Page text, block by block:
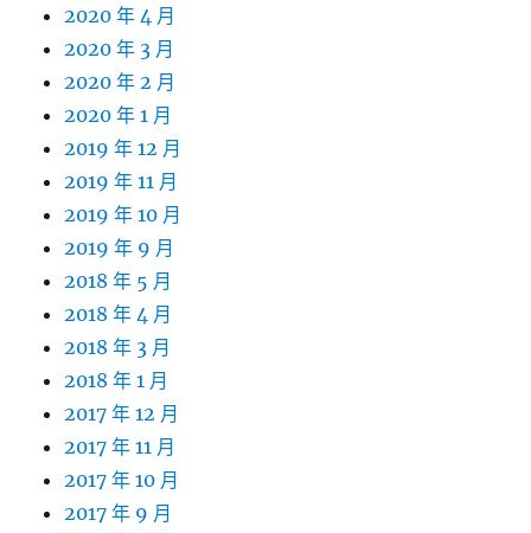
2020 年 4 月
2020 年 3 月
2020 年 2 月
2020 年 1 月
2019 年 12 月
2019 年 11 月
2019 年 10 月
2019 年 9 月
2018 年 5 月
2018 年 4 月
2018 年 3 月
2018 年 1 月
2017 年 12 月
2017 年 11 月
2017 年 10 月
2017 年 9 月